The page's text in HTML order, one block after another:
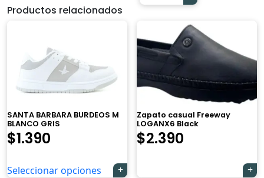
Productos relacionados
SANTA BARBARA BURDEOS M
BLANCO GRIS
$1.390
Seleccionar opciones
Zapato casual Freeway
LOGANX6 Black
$2.390